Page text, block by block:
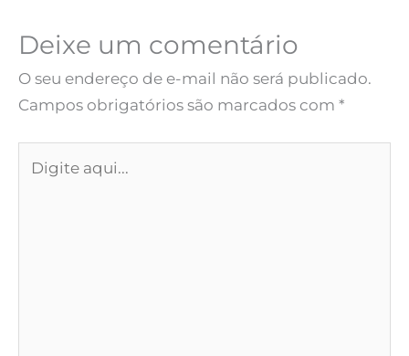
Deixe um comentário
O seu endereço de e-mail não será publicado.
Campos obrigatórios são marcados com *
aqui...